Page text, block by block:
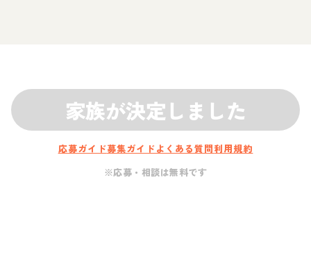
家族が決定しました
応募ガイド募集ガイド よくある質問利用規約
※応募・相談は無料です